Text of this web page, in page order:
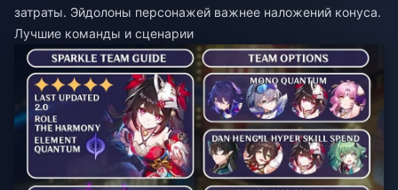
затраты. Эйдолоны персонажей важнее наложений конуса.
Лучшие команды и сценарии